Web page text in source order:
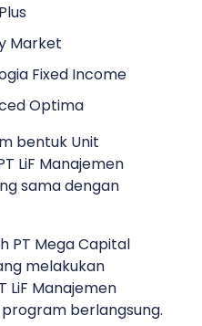
Market
Fixed Income
Optima
bentuk Unit
LiF Manajemen
sama dengan
PT Mega Capital
melakukan
LiF Manajemen
berlangsung.